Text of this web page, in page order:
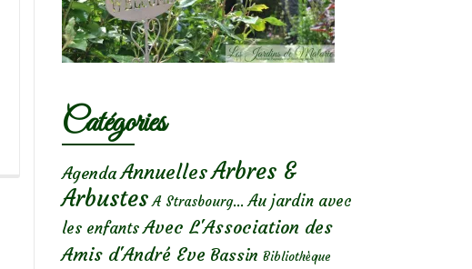
Catégories
Agenda AnnuellesArbres &
Arbustes A Strasbourg... Au jardin avec
les enfants Avec L'Association des
Amis d'André Eve Bassin Bibliothèque